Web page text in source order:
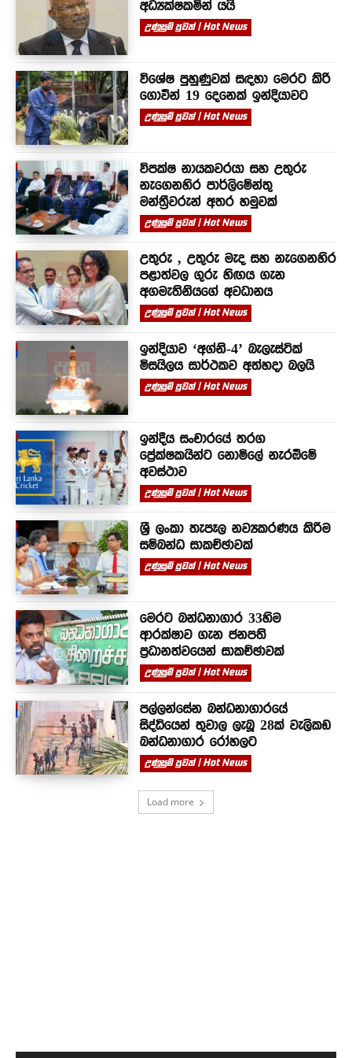
අධ්‍යක්ෂකමින් යයි
උණුසුම් පුවත් | Hot News
විශේෂ පුහුණුවක් සඳහා මෙරට කිරි
ගොවීන් 19 දෙනෙක් ඉන්දියාවට
උණුසුම් පුවත් | Hot News
විපක්ෂ නායකවරයා සහ උතුරු
නැගෙනහිර පාර්ලිමේන්තු
මන්ත්‍රීවරුන් අතර හමුවක්
උණුසුම් පුවත් | Hot News
උතුරු , උතුරු මැද සහ නැගෙනහිර
පළාත්වල ගුරු හිඟය ගැන
අගමැතිනියගේ අවධානය
උණුසුම් පුවත් | Hot News
ඉන්දියාව ‘අග්නි-4’ බැලැස්ටික්
මිසයිලය සාර්ථකව අත්හදා බලයි
උණුසුම් පුවත් | Hot News
ඉන්දීය සංචාරයේ තරග
ප්‍රේක්ෂකයින්ට නොමිලේ නැරඹීමේ
අවස්ථාව
උණුසුම් පුවත් | Hot News
ශ්‍රී ලංකා තැපෑල නව්‍යකරණය කිරීම
සම්බන්ධ සාකච්ඡාවක්
උණුසුම් පුවත් | Hot News
මෙරට බන්ධනාගාර 33හිම
ආරක්ෂාව ගැන ජනපති
ප්‍රධානත්වයෙන් සාකච්ඡාවක්
උණුසුම් පුවත් | Hot News
පල්ලන්සේන බන්ධනාගාරයේ
සිද්ධියෙන් තුවාල ලැබූ 28ක් වැලිකඩ
බන්ධනාගාර රෝහලට
උණුසුම් පුවත් | Hot News
Load more